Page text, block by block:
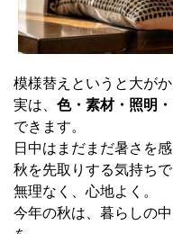
模様替えというと大が
実は、 色・素材・照明
できます。
日中はまだまだ暑さを
秋を先取りする気持ち
無理なく、心地よく。
今年の秋は、暮らしの